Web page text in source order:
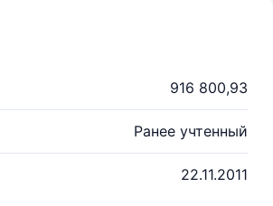
916 800,93
Ранее учтенный
22.11.2011